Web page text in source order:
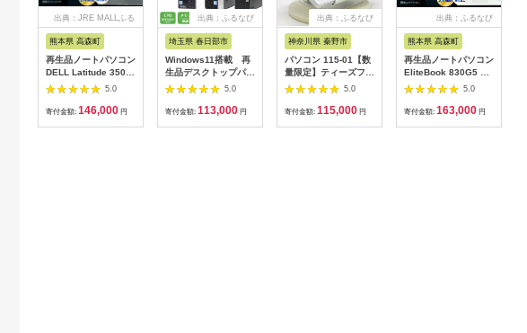
出典：JRE MALLふる
熊本県 高森町
再生品ノートパソコン
DELL Latitude 3500
1台 K007373
5.0
寄付金額: 146,000 円
出典：ふるなび
埼玉県 春日部市
Windows11搭載 再
生品デスクトップパソ
コン(CY001-1）5.0
寄付金額: 113,000 円
出典：ふるなび
神奈川県 秦野市
パソコン 115-01【数
量限定】ティーズフュ
ーチャーの再生ノート
PC（Panasonic
Let's note SZ6 CF-
5.0
寄付金額: 115,000 円
出典：ふるなび
熊本県 高森町
再生品ノートパソコン
EliteBook 830G5 1
台
5.0
寄付金額: 163,000 円